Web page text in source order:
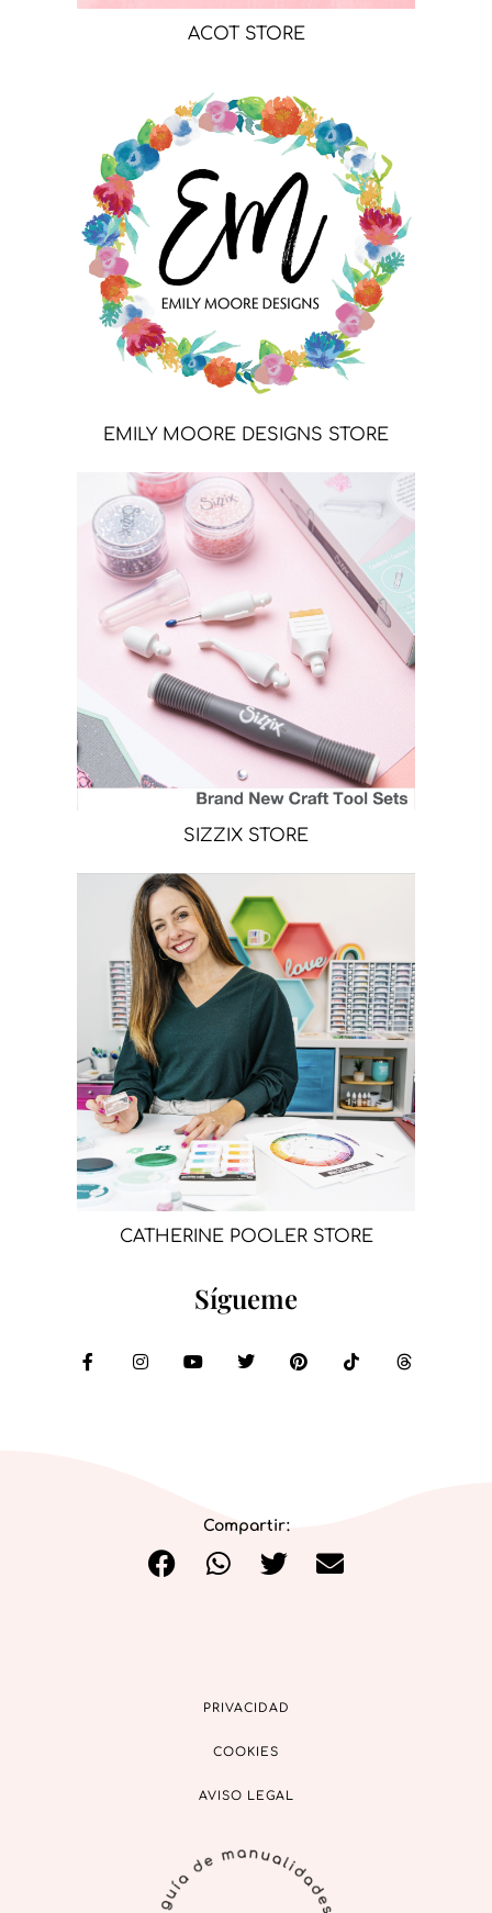
ACOT STORE
EMILY MOORE DESIGNS STORE
SIZZIX STORE
CATHERINE POOLER STORE
Sígueme
Compartir:
PRIVACIDAD
COOKIES
AVISO LEGAL